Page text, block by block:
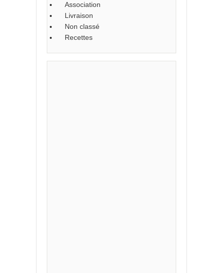
Association
Livraison
Non classé
Recettes